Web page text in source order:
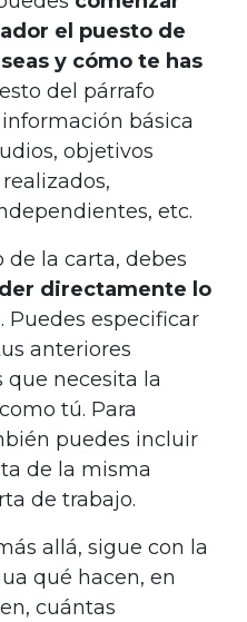
el puesto de
y cómo te has
del párrafo
básica
objetivos
etc.
de la carta, debes
directamente lo
. Puedes especificar
anteriores
que necesita la
tú. Para
puedes incluir
de la misma
de trabajo.
allá, sigue con la
qué hacen, en
cuántas